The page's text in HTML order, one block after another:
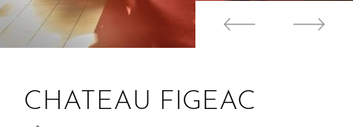
CHATEAU FIGEAC